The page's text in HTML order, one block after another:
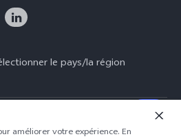
le pays/la région
améliorer votre expérience. En